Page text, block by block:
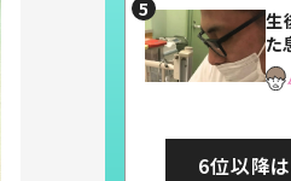
ま
れ
生
た
後
に
6位以降